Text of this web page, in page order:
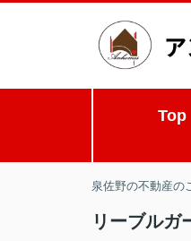
Top
泉佐野の不動産の
リーブルガ